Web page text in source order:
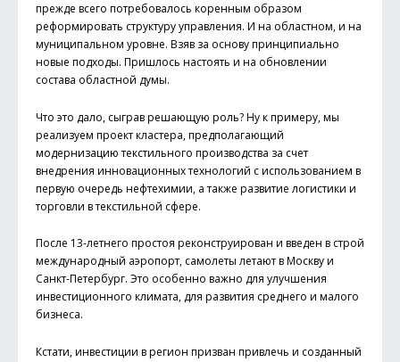
прежде всего потребовалось коренным образом
реформировать структуру управления. И на областном, и на
муниципальном уровне. Взяв за основу принципиально
новые подходы. Пришлось настоять и на обновлении
состава областной думы.
Что это дало, сыграв решающую роль? Ну к примеру, мы
реализуем проект кластера, предполагающий
модернизацию текстильного производства за счет
внедрения инновационных технологий с использованием в
первую очередь нефтехимии, а также развитие логистики и
торговли в текстильной сфере.
После 13-летнего простоя реконструирован и введен в строй
международный аэропорт, самолеты летают в Москву и
Санкт-Петербург. Это особенно важно для улучшения
инвестиционного климата, для развития среднего и малого
бизнеса.
Кстати, инвестиции в регион призван привлечь и созданный